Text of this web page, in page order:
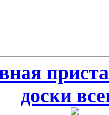
доски